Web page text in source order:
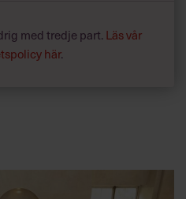
med tredje part. Läs vår
här.